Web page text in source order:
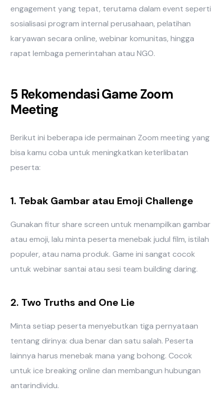
engagement yang tepat, terutama dalam event seperti
sosialisasi program internal perusahaan, pelatihan
karyawan secara online, webinar komunitas, hingga
rapat lembaga pemerintahan atau NGO.
5 Rekomendasi Game Zoom
Meeting
Berikut ini beberapa ide permainan Zoom meeting yang
bisa kamu coba untuk meningkatkan keterlibatan
peserta:
1. Tebak Gambar atau Emoji Challenge
Gunakan fitur share screen untuk menampilkan gambar
atau emoji, lalu minta peserta menebak judul film, istilah
populer, atau nama produk. Game ini sangat cocok
untuk webinar santai atau sesi team building daring.
2. Two Truths and One Lie
Minta setiap peserta menyebutkan tiga pernyataan
tentang dirinya: dua benar dan satu salah. Peserta
lainnya harus menebak mana yang bohong. Cocok
untuk ice breaking online dan membangun hubungan
antarindividu.